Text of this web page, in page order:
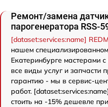
Ремонт/замена
парогенератора RSS-
[dataset:services:name]
нашем
Екатеринбурге мастерами
все виды услуг и запчасти
гарантию - мы в сервис-
работ.
стоить на -15% дешевле